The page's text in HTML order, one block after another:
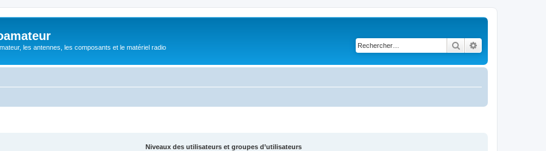
les antennes, les composants et le matériel radio Rechercher
Niveaux des utilisateurs et groupes d’utilisateurs